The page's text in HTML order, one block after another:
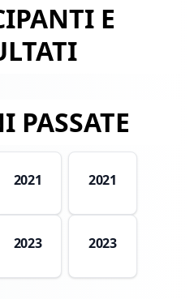
E
PASSATE
2021 2021
2023 2023